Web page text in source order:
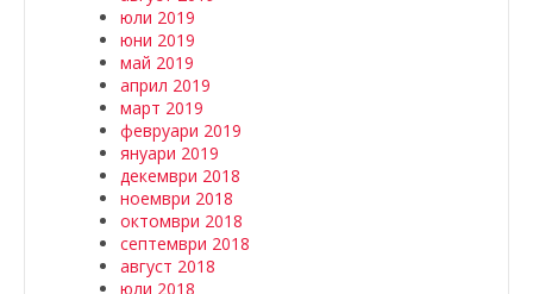
юли 2019
юни 2019
май 2019
април 2019
март 2019
февруари 2019
януари 2019
декември 2018
ноември 2018
октомври 2018
септември 2018
август 2018
юли 2018